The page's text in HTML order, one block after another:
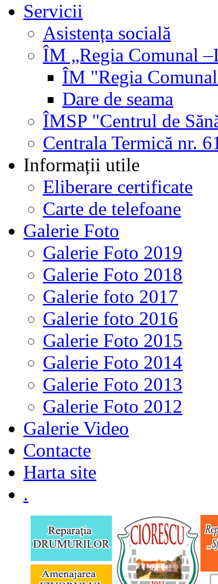
Servicii
Asistența socială
ÎM „Regia Comunal
ÎM "Regia
Dare de seama
ÎMSP "Centrul de
Centrala Termică nr.
Informații utile
Eliberare certificate
Carte de telefoane
Galerie Foto
Galerie Foto 2019
Galerie Foto 2018
Galerie foto 2017
Galerie foto 2016
Galerie Foto 2015
Galerie Foto 2014
Galerie Foto 2013
Galerie Foto 2012
Galerie Video
Contacte
Harta site
.